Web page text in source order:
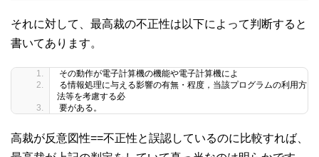
それに対して、最高裁の不正性は以下によって判断すると
書いてあります。
その動作が電子計算機の機能や電子計算機によ
る情報処理に与える影響の有無・程度，当該プログラムの利用方
法等を考慮する必
要がある。
高裁が反意図性==不正性と誤認しているのに比較すれば、